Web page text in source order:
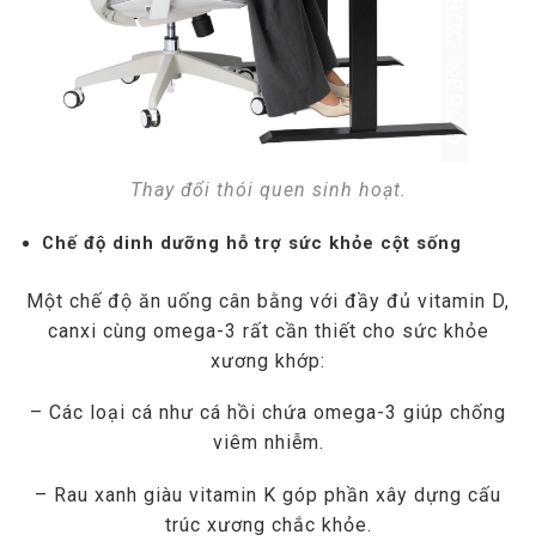
Thay đổi thói quen sinh hoạt.
Chế độ dinh dưỡng hỗ trợ sức khỏe cột sống
Một chế độ ăn uống cân bằng với đầy đủ vitamin D,
canxi cùng omega-3 rất cần thiết cho sức khỏe
xương khớp:
– Các loại cá như cá hồi chứa omega-3 giúp chống
viêm nhiễm.
– Rau xanh giàu vitamin K góp phần xây dựng cấu
trúc xương chắc khỏe.